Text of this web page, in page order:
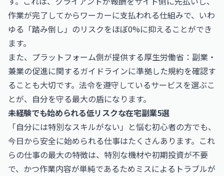
作業が完了してからワーカーに支払われる仕組みで、いわ
ゆる「踏み倒し」のリスクをほぼ0%に抑えることができ
ます。
また、プラットフォーム側が提供する厚生労働省：副業・
兼業の促進に関するガイドラインに準拠した規約を確認す
ることも大切です。法令を遵守しているサービスを選ぶこ
とが、自分を守る最大の盾になります。
未経験でも始められる低リスクな在宅副業5選
「自分には特別なスキルがない」と悩む初心者の方でも、
今日から安全に始められる仕事はたくさんあります。これ
らの仕事の最大の特徴は、特別な機材や初期投資が不要
で、かつ作業内容が単純であるためミスによるトラブルが